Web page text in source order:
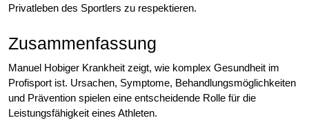
Privatleben des Sportlers zu respektieren.
Zusammenfassung
Manuel Hobiger Krankheit zeigt, wie komplex Gesundheit im
Profisport ist. Ursachen, Symptome, Behandlungsmöglichkeiten
und Prävention spielen eine entscheidende Rolle für die
Leistungsfähigkeit eines Athleten.